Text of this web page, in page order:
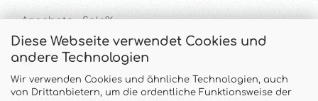
Diese Webseite verwendet Cookies und
andere Technologien
Wir verwenden Cookies und ähnliche Technologien, auch
von Drittanbietern, um die ordentliche Funktionsweise der
Angebote - Sale%
Hilfe & Kontakt